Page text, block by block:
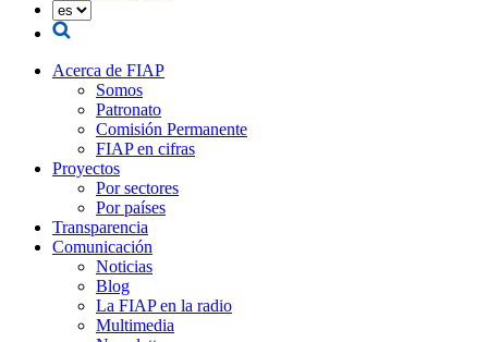
Acerca de FIAP
Somos
Patronato
Comisión Permanente
FIAP en cifras
Proyectos
Por sectores
Por países
Transparencia
Comunicación
Noticias
Blog
La FIAP en la radio
Multimedia